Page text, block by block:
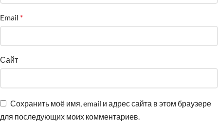
Email *
Сайт
Сохранить моё имя, email и адрес сайта в этом браузере
для последующих моих комментариев.